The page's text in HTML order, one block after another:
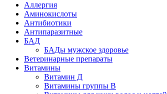
Аллергия
Аминокислоты
Антибиотики
Антипаразитные
БАД
БАДы мужское здоровье
Ветеринарные препараты
Витамины
Витамин Д
Витамины группы В